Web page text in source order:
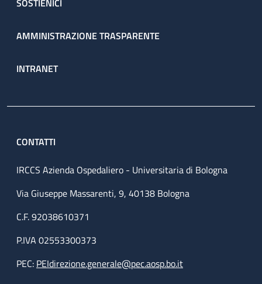
SOSTIENICI
AMMINISTRAZIONE TRASPARENTE
INTRANET
CONTATTI
IRCCS Azienda Ospedaliero - Universitaria di Bologna
Via Giuseppe Massarenti, 9, 40138 Bologna
C.F. 92038610371
P.IVA 02553300373
PEC: PEIdirezione.generale@pec.aosp.bo.it